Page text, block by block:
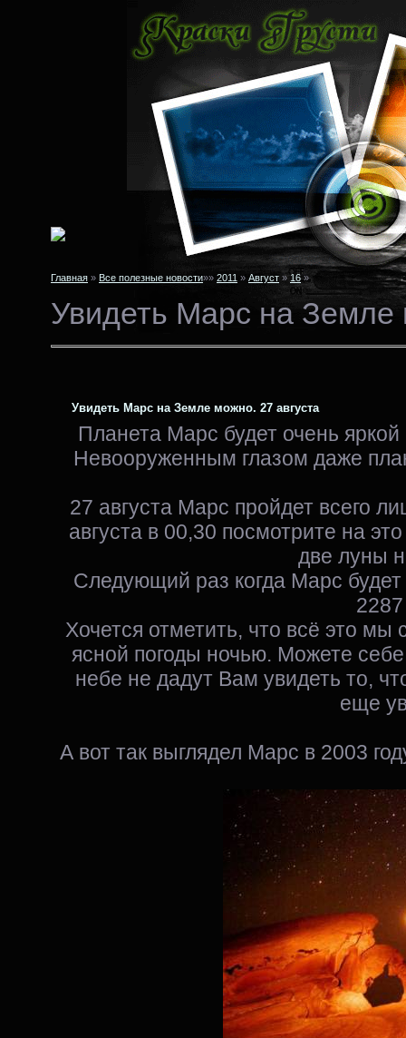
Главная » Все полезные новости»» 2011 » Август » 16»
Увидеть Марс на Земле
Увидеть Марс на Земле можно. 27 августа
Планета Марс будет очень
Невооруженным глазом даже
27 августа Марс пройдет всего
августа в 00,30 посмотрите на
две луны
Следующий раз когда Марс будет
2287
Хочется отметить, что всё это
ясной погоды ночью. Можете
небе не дадут Вам увидеть то,
еще
А вот так выглядел Марс в 2003